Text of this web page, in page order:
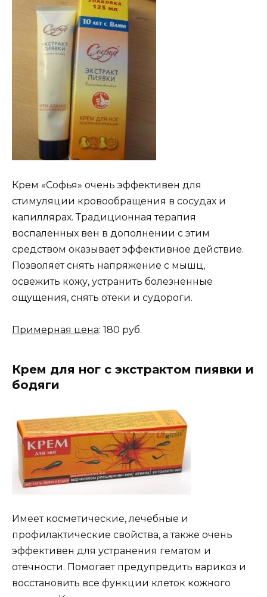
Крем «Софья» очень эффективен для
стимуляции кровообращения в сосудах и
капиллярах. Традиционная терапия
воспаленных вен в дополнении с этим
средством оказывает эффективное действие.
Позволяет снять напряжение с мышц,
освежить кожу, устранить болезненные
ощущения, снять отеки и судороги.
Примерная цена: 180 руб.
Крем для ног с экстрактом пиявки и
бодяги
Имеет косметические, лечебные и
профилактические свойства, а также очень
эффективен для устранения гематом и
отечности. Помогает предупредить варикоз и
восстановить все функции клеток кожного